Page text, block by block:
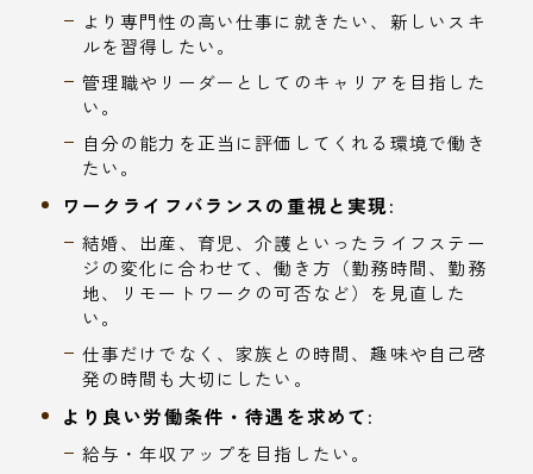
より専門性の高い仕事に就きたい、新しいスキ
ルを習得したい。
管理職やリーダーとしてのキャリアを目指した
い。
自分の能力を正当に評価してくれる環境で働き
たい。
ワークライフバランスの重視と実現:
結婚、出産、育児、介護といったライフステー
ジの変化に合わせて、働き方（勤務時間、勤務
地、リモートワークの可否など）を見直した
い。
仕事だけでなく、家族との時間、趣味や自己啓
発の時間も大切にしたい。
より良い労働条件・待遇を求めて:
給与・年収アップを目指したい。